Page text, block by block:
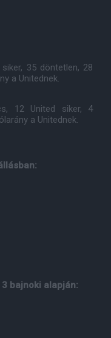
35 döntetlen, 28
a Unitednek.
12 United siker, 4
a Unitednek.
bajnoki alapján: